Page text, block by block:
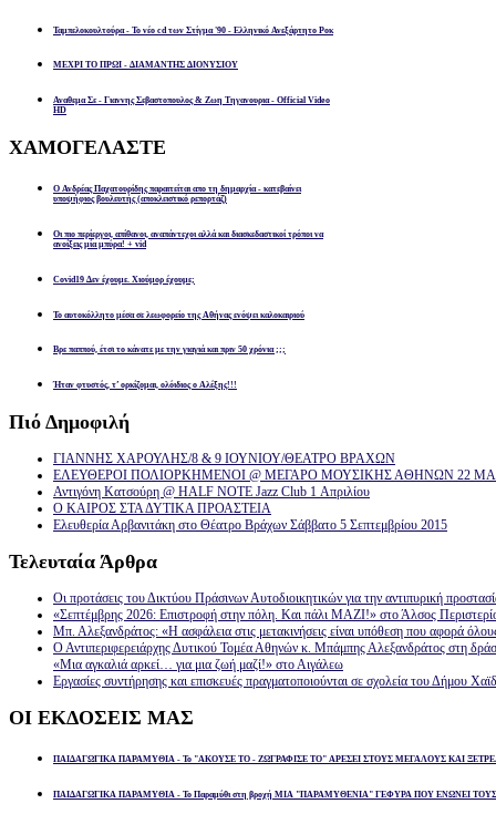
Ταμπελοκουλτούρα - Το νέο cd των Στίγμα '90 - Ελληνικό Ανεξάρτητο Ροκ
ΜΕΧΡΙ ΤΟ ΠΡΩΙ - ΔΙΑΜΑΝΤΗΣ ΔΙΟΝΥΣΙΟΥ
Αναθεμα Σε - Γιαννης Σεβαστοπουλος & Ζωη Τηγανουρια - Official Video
HD
ΧΑΜΟΓΕΛΑΣΤΕ
Ο Ανδρέας Παχατουρίδης παραιτείται απο τη δημαρχία - κατεβαίνει
υποψήφιος βουλευτής (αποκλειστικό ρεπορτάζ)
Οι πιο περίεργοι, απίθανοι, αναπάντεχοι αλλά και διασκεδαστικοί τρόποι να
ανοίξεις μία μπύρα! + vid
Covid19 Δεν έχουμε. Χιούμορ έχουμε;
Το αυτοκόλλητο μέσα σε λεωφορείο της Αθήνας ενόψει καλοκαιριού
Βρε παππού, έτσι το κάνατε με την γιαγιά και πριν 50 χρόνια ;;;
Ήταν φτυστός, τ’ ορκίζομαι, ολόιδιος ο Αλέξης!!!
Πιό Δημοφιλή
ΓΙΑΝΝΗΣ ΧΑΡΟΥΛΗΣ/8 & 9 ΙΟΥΝΙΟΥ/ΘΕΑΤΡΟ ΒΡΑΧΩΝ
ΕΛΕΥΘΕΡΟΙ ΠΟΛΙΟΡΚΗΜΕΝΟΙ @ ΜΕΓΑΡΟ ΜΟΥΣΙΚΗΣ ΑΘΗΝΩΝ 22
Αντιγόνη Κατσούρη @ HALF NOTE Jazz Club 1 Απριλίου
Ο ΚΑΙΡΟΣ ΣΤΑ ΔΥΤΙΚΑ ΠΡΟΑΣΤΕΙΑ
Ελευθερία Αρβανιτάκη στο Θέατρο Βράχων Σάββατο 5 Σεπτεμβρίου 2015
Τελευταία Άρθρα
Οι προτάσεις του Δικτύου Πράσινων Αυτοδιοικητικών για την αντιπυρική
«Σεπτέμβρης 2026: Επιστροφή στην πόλη. Και πάλι ΜΑΖΙ!» στο Άλσος
Μπ. Αλεξανδράτος: «Η ασφάλεια στις μετακινήσεις είναι υπόθεση που αφορά
Ο Αντιπεριφερειάρχης Δυτικού Τομέα Αθηνών κ. Μπάμπης Αλεξανδράτος στη
«Μια αγκαλιά αρκεί… για μια ζωή μαζί!» στο Αιγάλεω
Εργασίες συντήρησης και επισκευές πραγματοποιούνται σε σχολεία του Δήμου
ΟΙ ΕΚΔΟΣΕΙΣ ΜΑΣ
ΠΑΙΔΑΓΩΓΙΚΑ ΠΑΡΑΜΥΘΙΑ - Το "ΑΚΟΥΣΕ ΤΟ - ΖΩΓΡΑΦΙΣΕ ΤΟ" ΑΡΕΣΕΙ ΣΤΟΥΣ ΜΕΓΑΛΟΥΣ ΚΑΙ
ΠΑΙΔΑΓΩΓΙΚΑ ΠΑΡΑΜΥΘΙΑ - Το Παραμύθι στη βροχή ΜΙΑ "ΠΑΡΑΜΥΘΕΝΙΑ" ΓΕΦΥΡΑ ΠΟΥ ΕΝΩΝΕΙ